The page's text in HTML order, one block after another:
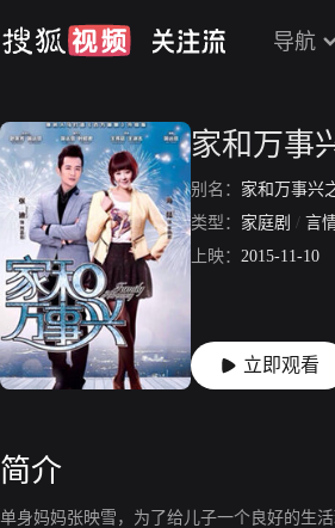
导航
家和万事
别名： 家和万事兴
类型： 家庭剧 / 言
上映： 2015-11-10
立即观看
简介
单身妈妈张映雪，为了给儿子一个良好的生